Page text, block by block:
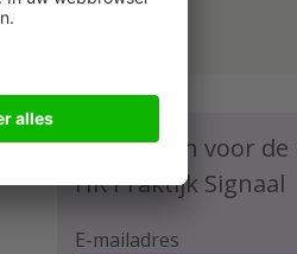
Schrijf je in voor
HR Praktijk Signaal
E-mailadres